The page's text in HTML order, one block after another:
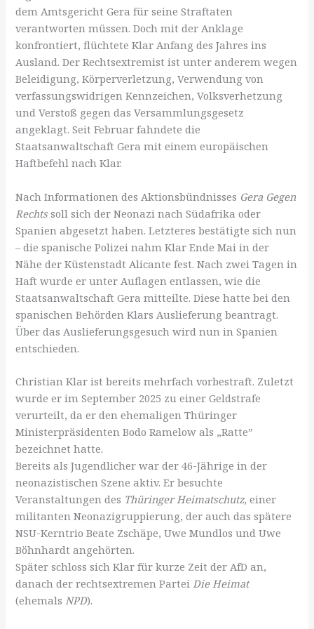
dem Amtsgericht Gera für seine Straftaten
verantworten müssen. Doch mit der Anklage
konfrontiert, flüchtete Klar Anfang des Jahres ins
Ausland. Der Rechtsextremist ist unter anderem wegen
Beleidigung, Körperverletzung, Verwendung von
verfassungswidrigen Kennzeichen, Volksverhetzung
und Verstoß gegen das Versammlungsgesetz
angeklagt. Seit Februar fahndete die
Staatsanwaltschaft Gera mit einem europäischen
Haftbefehl nach Klar.
Nach Informationen des Aktionsbündnisses Gera Gegen
Rechts soll sich der Neonazi nach Südafrika oder
Spanien abgesetzt haben. Letzteres bestätigte sich nun
– die spanische Polizei nahm Klar Ende Mai in der
Nähe der Küstenstadt Alicante fest. Nach zwei Tagen in
Haft wurde er unter Auflagen entlassen, wie die
Staatsanwaltschaft Gera mitteilte. Diese hatte bei den
spanischen Behörden Klars Auslieferung beantragt.
Über das Auslieferungsgesuch wird nun in Spanien
entschieden.
Christian Klar ist bereits mehrfach vorbestraft. Zuletzt
wurde er im September 2025 zu einer Geldstrafe
verurteilt, da er den ehemaligen Thüringer
Ministerpräsidenten Bodo Ramelow als „Ratte”
bezeichnet hatte.
Bereits als Jugendlicher war der 46-Jährige in der
neonazistischen Szene aktiv. Er besuchte
Veranstaltungen des Thüringer Heimatschutz, einer
militanten Neonazigruppierung, der auch das spätere
NSU-Kerntrio Beate Zschäpe, Uwe Mundlos und Uwe
Böhnhardt angehörten.
Später schloss sich Klar für kurze Zeit der AfD an,
danach der rechtsextremen Partei Die Heimat
(ehemals NPD).